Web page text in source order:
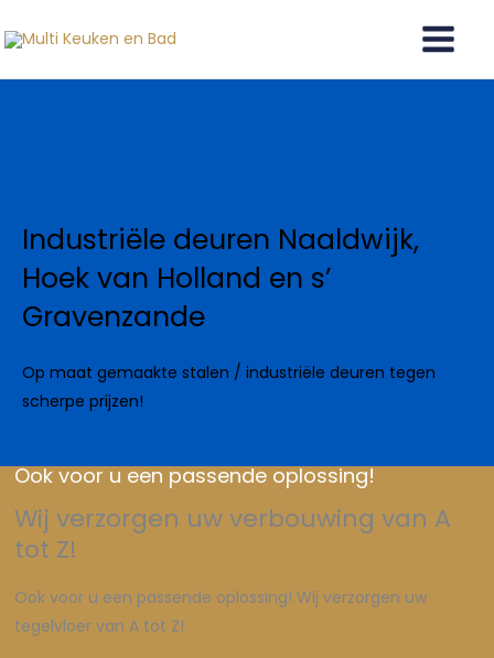
naar
Industriële deuren Naaldwijk,
Hoek van Holland en s’
Gravenzande
Op maat gemaakte stalen / industriële deuren tegen
scherpe prijzen!
Ook voor u een passende oplossing!
Wij verzorgen uw verbouwing van A
tot Z!
Ook voor u een passende oplossing! Wij verzorgen uw
tegelvloer van A tot Z!